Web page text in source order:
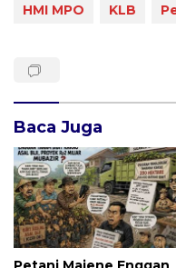
HMI MPO KLB
Baca Juga